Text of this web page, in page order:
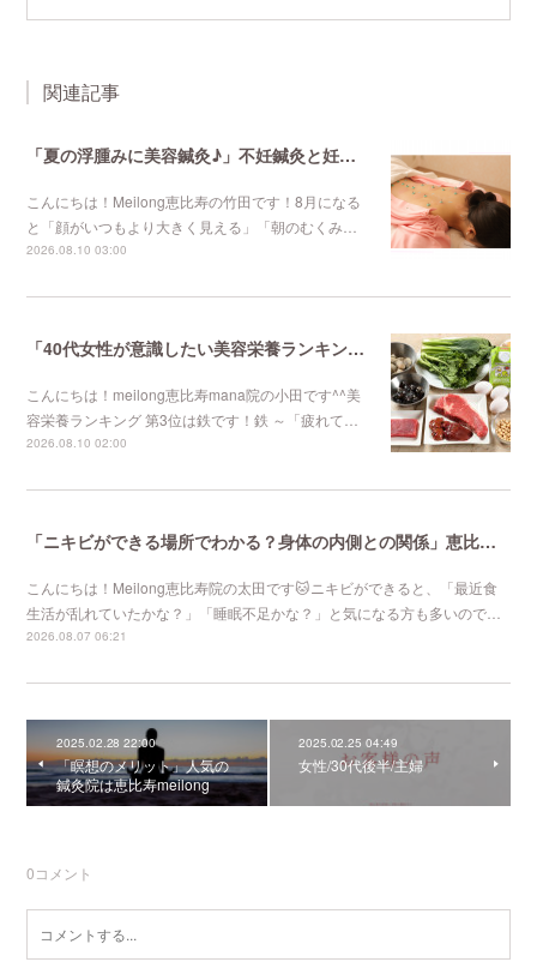
関連記事
「夏の浮腫みに美容鍼灸♪」不妊鍼灸と妊活鍼灸が得意のmeilong
こんにちは！Meilong恵比寿の竹田です！8月になる
と「顔がいつもより大きく見える」「朝のむくみ…
2026.08.10 03:00
「40代女性が意識したい美容栄養ランキング 第3位」不妊鍼灸と妊活鍼灸が得意のmeilong
こんにちは！meilong恵比寿mana院の小田です^^美
容栄養ランキング 第3位は鉄です！鉄 ～「疲れて…
2026.08.10 02:00
「ニキビができる場所でわかる？身体の内側との関係」恵比寿で口コミNo 1美容鍼灸ならmeilong
こんにちは！Meilong恵比寿院の太田です🐱ニキビができると、「最近食
生活が乱れていたかな？」「睡眠不足かな？」と気になる方も多いので…
2026.08.07 06:21
2025.02.28 22:00
「瞑想のメリット」人気の
鍼灸院は恵比寿meilong
2025.02.25 04:49
女性/30代後半/主婦
0コメント